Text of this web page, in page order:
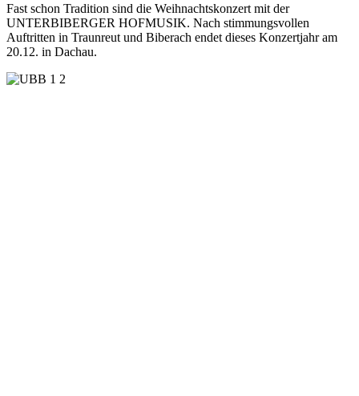
Fast schon Tradition sind die Weihnachtskonzert mit der
UNTERBIBERGER HOFMUSIK. Nach stimmungsvollen
Auftritten in Traunreut und Biberach endet dieses Konzertjahr am
20.12. in Dachau.